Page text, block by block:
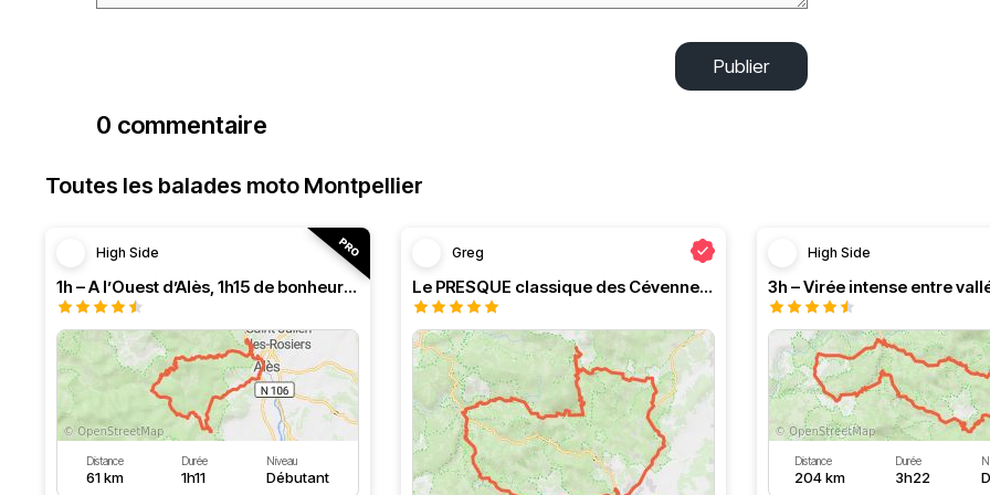
Publier
0 commentaire
Toutes les balades moto Montpellier
High Side
1h – A l’Ouest d’Alès, 1h15 de bonheur (HSRF23)
Distance
61 km
Durée
1h11
Niveau
Débutant
Greg
Le PRESQUE classique des Cévennes par Greg
High Side
Distance
204 km
Durée
3h22